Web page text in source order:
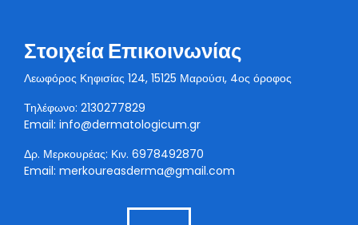
Στοιχεία Επικοινωνίας
Λεωφόρος Κηφισίας 124, 15125 Μαρούσι, 4ος όροφος
Τηλέφωνο: 2130277829
Email: info@dermatologicum.gr
Δρ. Μερκουρέας: Κιν. 6978492870
Email: merkoureasderma@gmail.com